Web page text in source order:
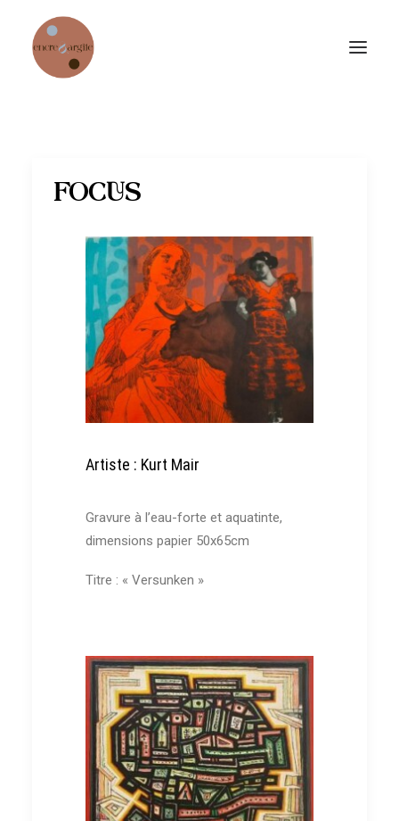
Collection permanente
Jardin de sculptures
Focus sur quelques artistes
Chambre d’hôtes
Qui & Quoi
Recherche
FOCUS
Artiste : Kurt Mair
Gravure à l’eau-forte et aquatinte,
dimensions papier 50x65cm
Titre : « Versunken »